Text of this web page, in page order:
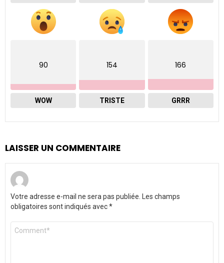
90
WOW
154
TRISTE
166
GRRR
LAISSER UN COMMENTAIRE
Votre adresse e-mail ne sera pas publiée.
Les champs
obligatoires sont indiqués avec*
Commentaire